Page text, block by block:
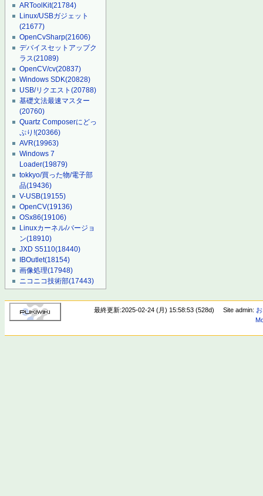
ARToolKit(21784)
Linux/USBガジェット
(21677)
OpenCvSharp(21606)
デバイスセットアップク
ラス(21089)
OpenCV/cv(20837)
Windows SDK(20828)
USB/リクエスト(20788)
基礎文法最速マスター
(20760)
Quartz Composerにどっ
ぷり!(20366)
AVR(19963)
Windows 7
Loader(19879)
tokkyo/買った物/電子部
品(19436)
V-USB(19155)
OpenCV(19136)
OSx86(19106)
Linuxカーネル/バージョ
ン(18910)
JXD S5110(18440)
IBOutlet(18154)
画像処理(17948)
ニコニコ技術部(17443)
最終更新:2025-02-24 (月) 15:58:53 (528d) Site admin: